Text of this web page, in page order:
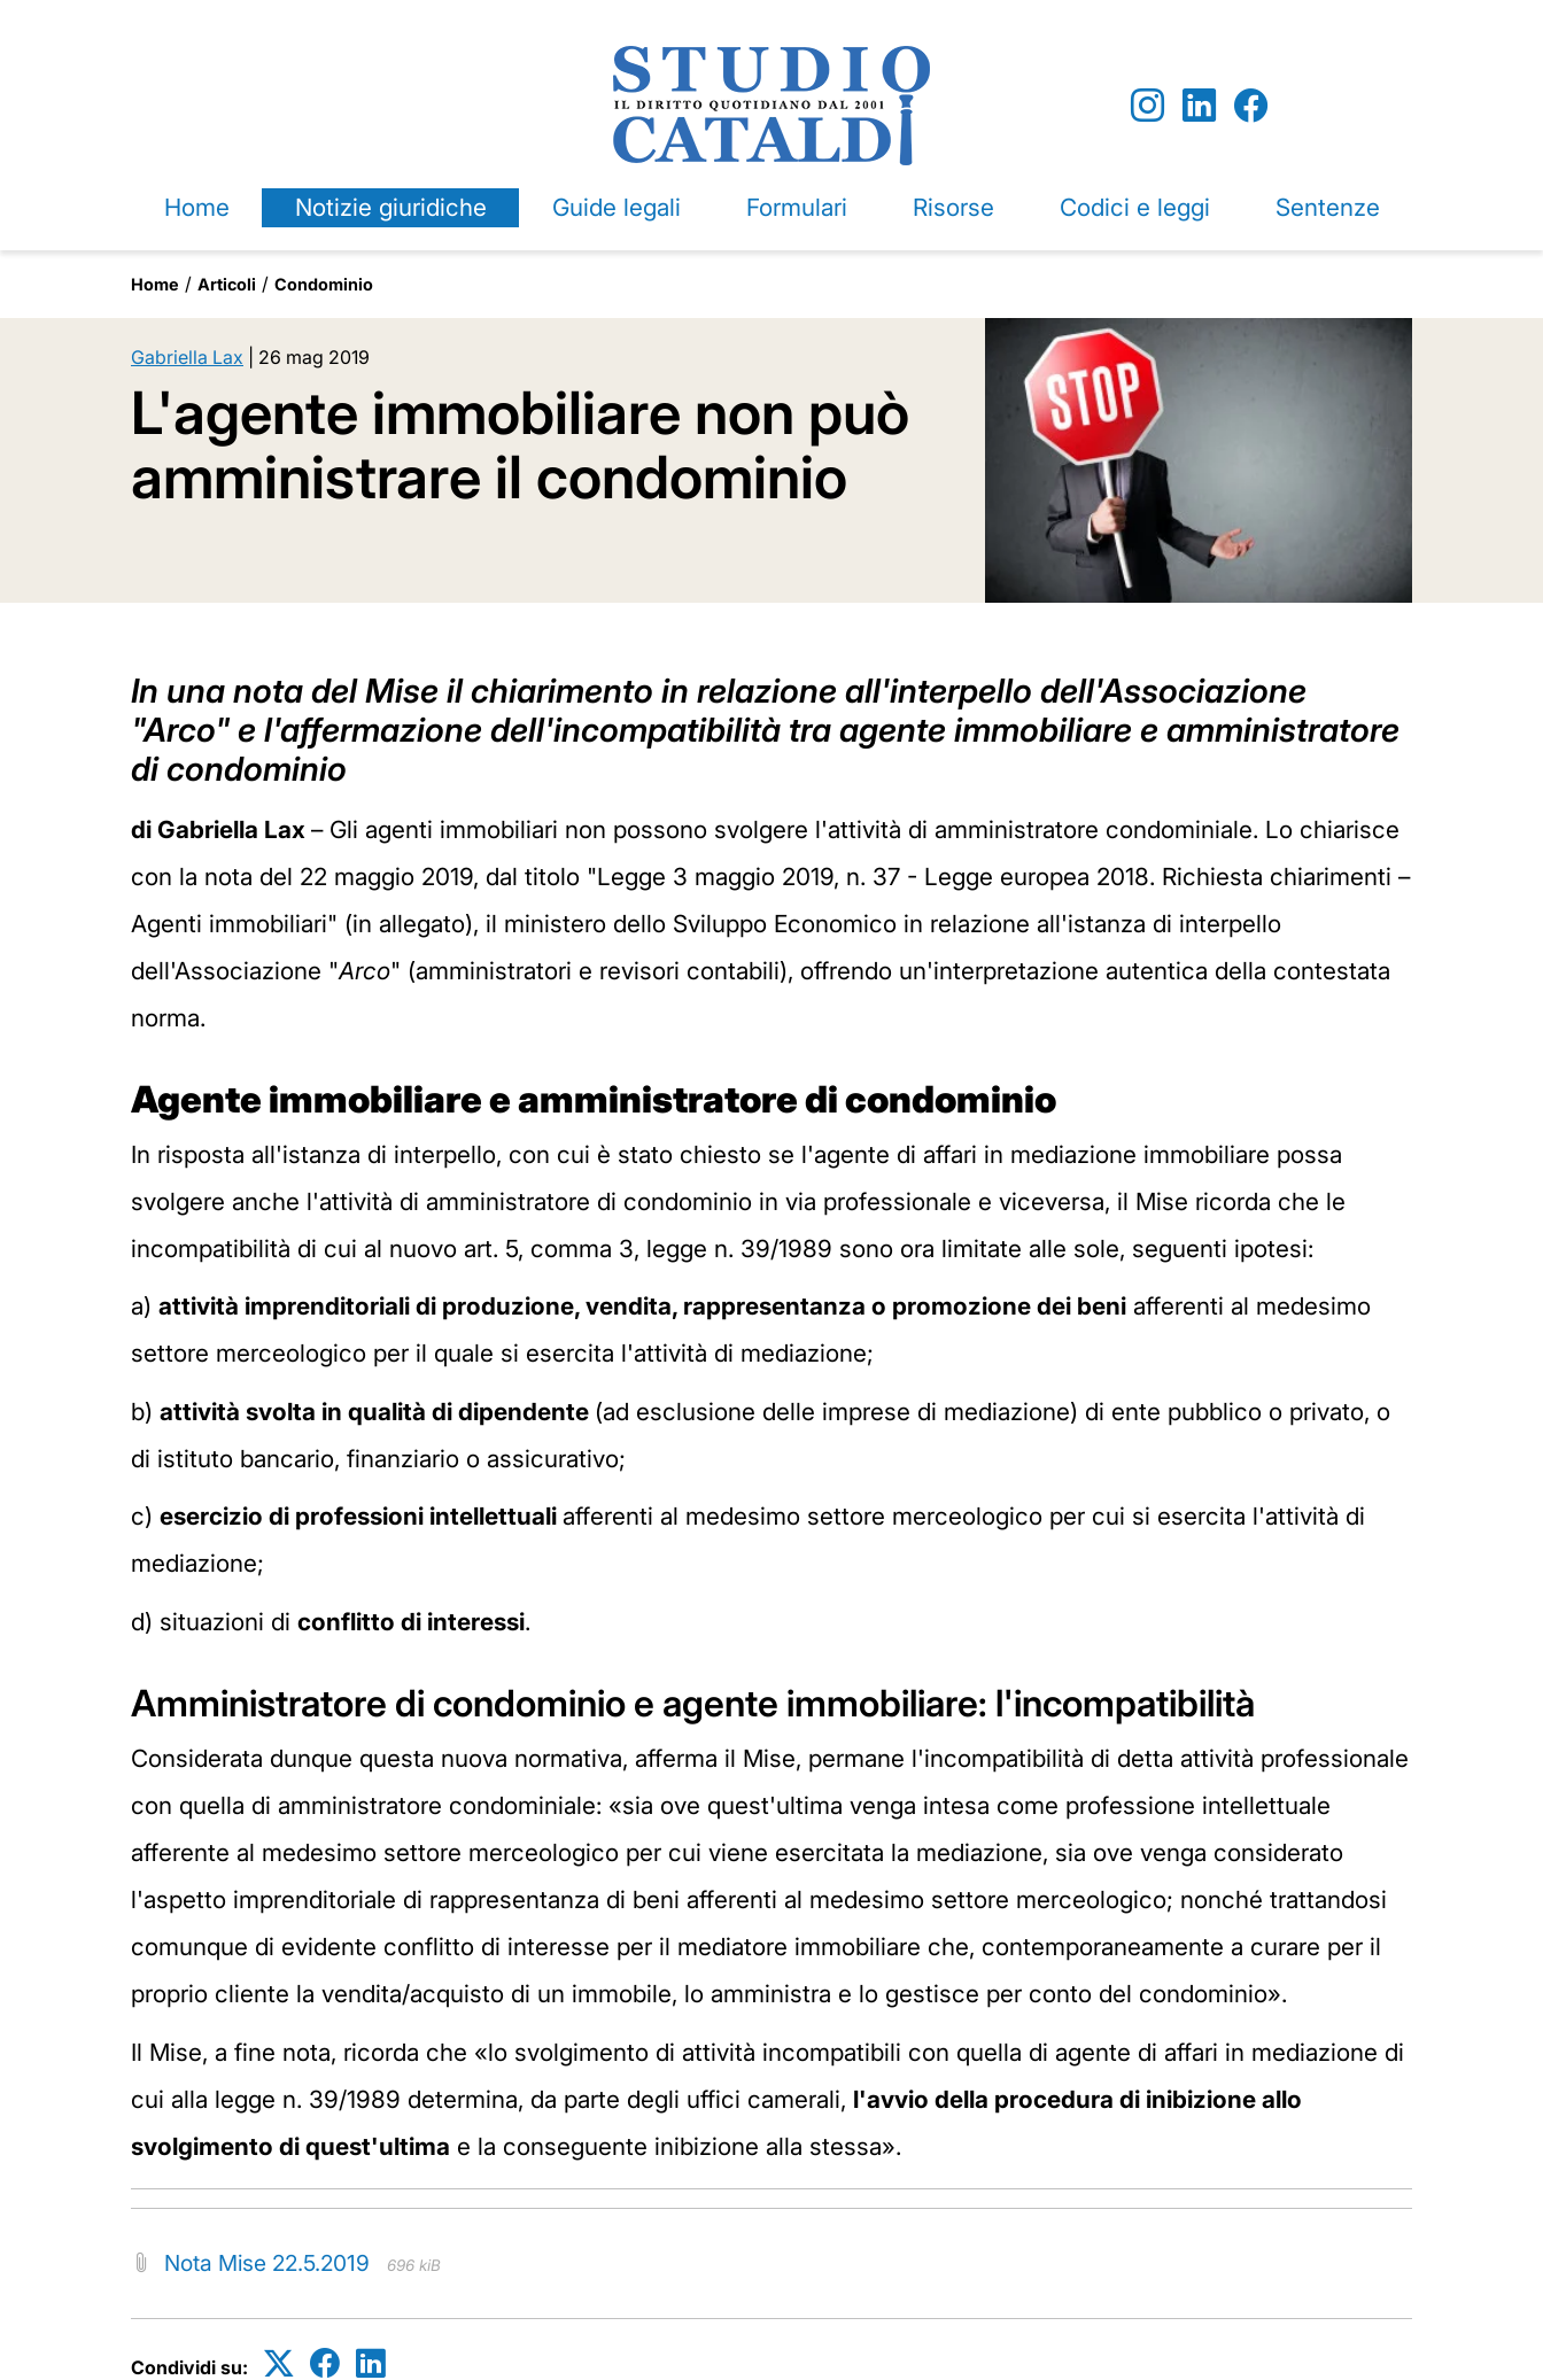
Home Notizie giuridiche Guide legali Formulari Risorse Codici e leggi Sentenze
Home Articoli Condominio
Gabriella Lax 26 mag 2019
L'agente immobiliare non può
amministrare il condominio
In una nota del Mise il chiarimento in relazione all'interpello dell'Associazione
"Arco" e l'affermazione dell'incompatibilità tra agente immobiliare e amministratore
di condominio
di Gabriella Lax – Gli agenti immobiliari non possono svolgere l'attività di amministratore condominiale. Lo chiarisce
con la nota del 22 maggio 2019, dal titolo "Legge 3 maggio 2019, n. 37 - Legge europea 2018. Richiesta chiarimenti –
Agenti immobiliari" (in allegato), il ministero dello Sviluppo Economico in relazione all'istanza di interpello
dell'Associazione "Arco" (amministratori e revisori contabili), offrendo un'interpretazione autentica della contestata
norma.
Agente immobiliare e amministratore di condominio
In risposta all'istanza di interpello, con cui è stato chiesto se l'agente di affari in mediazione immobiliare possa
svolgere anche l'attività di amministratore di condominio in via professionale e viceversa, il Mise ricorda che le
incompatibilità di cui al nuovo art. 5, comma 3, legge n. 39/1989 sono ora limitate alle sole, seguenti ipotesi:
a) attività imprenditoriali di produzione, vendita, rappresentanza o promozione dei beni afferenti al medesimo
settore merceologico per il quale si esercita l'attività di mediazione;
b) attività svolta in qualità di dipendente (ad esclusione delle imprese di mediazione) di ente pubblico o privato, o
di istituto bancario, finanziario o assicurativo;
c) esercizio di professioni intellettuali afferenti al medesimo settore merceologico per cui si esercita l'attività di
mediazione;
d) situazioni di conflitto di interessi.
Amministratore di condominio e agente immobiliare: l'incompatibilità
Considerata dunque questa nuova normativa, afferma il Mise, permane l'incompatibilità di detta attività professionale
con quella di amministratore condominiale: «sia ove quest'ultima venga intesa come professione intellettuale
afferente al medesimo settore merceologico per cui viene esercitata la mediazione, sia ove venga considerato
l'aspetto imprenditoriale di rappresentanza di beni afferenti al medesimo settore merceologico; nonché trattandosi
comunque di evidente conflitto di interesse per il mediatore immobiliare che, contemporaneamente a curare per il
proprio cliente la vendita/acquisto di un immobile, lo amministra e lo gestisce per conto del condominio».
Il Mise, a fine nota, ricorda che «lo svolgimento di attività incompatibili con quella di agente di affari in mediazione di
cui alla legge n. 39/1989 determina, da parte degli uffici camerali, l'avvio della procedura di inibizione allo
svolgimento di quest'ultima e la conseguente inibizione alla stessa».
Nota Mise 22.5.2019 696 kiB
Condividi su: